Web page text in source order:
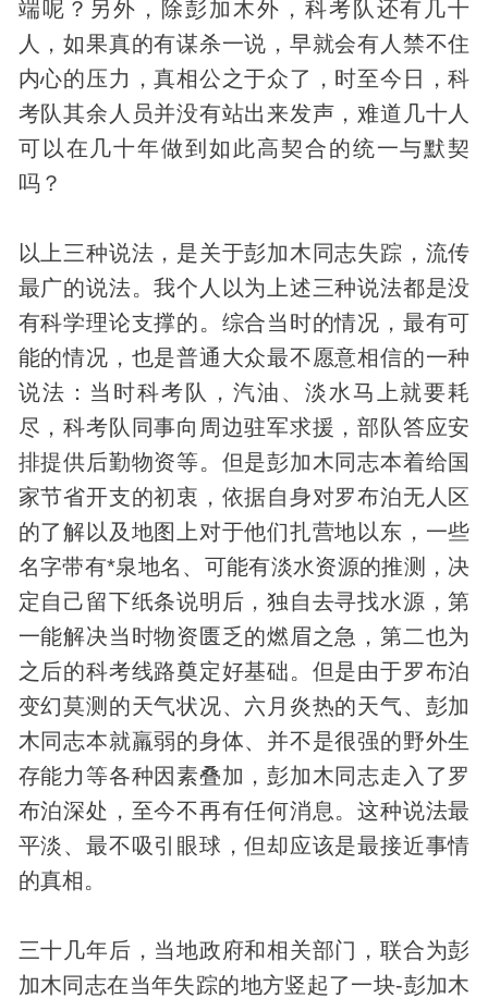
端呢？另外，除彭加木外，科考队还有几十
人，如果真的有谋杀一说，早就会有人禁不住
内心的压力，真相公之于众了，时至今日，科
考队其余人员并没有站出来发声，难道几十人
可以在几十年做到如此高契合的统一与默契
吗？
以上三种说法，是关于彭加木同志失踪，流传
最广的说法。我个人以为上述三种说法都是没
有科学理论支撑的。综合当时的情况，最有可
能的情况，也是普通大众最不愿意相信的一种
说法：当时科考队，汽油、淡水马上就要耗
尽，科考队同事向周边驻军求援，部队答应安
排提供后勤物资等。但是彭加木同志本着给国
家节省开支的初衷，依据自身对罗布泊无人区
的了解以及地图上对于他们扎营地以东，一些
名字带有*泉地名、可能有淡水资源的推测，决
定自己留下纸条说明后，独自去寻找水源，第
一能解决当时物资匮乏的燃眉之急，第二也为
之后的科考线路奠定好基础。但是由于罗布泊
变幻莫测的天气状况、六月炎热的天气、彭加
木同志本就羸弱的身体、并不是很强的野外生
存能力等各种因素叠加，彭加木同志走入了罗
布泊深处，至今不再有任何消息。这种说法最
平淡、最不吸引眼球，但却应该是最接近事情
的真相。
三十几年后，当地政府和相关部门，联合为彭
加木同志在当年失踪的地方竖起了一块-彭加木